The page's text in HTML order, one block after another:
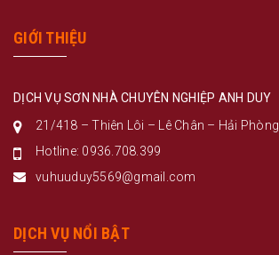
GIỚI THIỆU
DỊCH VỤ SƠN NHÀ CHUYÊN NGHIỆP ANH DUY
21/418 – Thiên Lôi – Lê Chân – Hải Phòng
Hotline: 0936.708.399
vuhuuduy5569@gmail.com
DỊCH VỤ NỔI BẬT